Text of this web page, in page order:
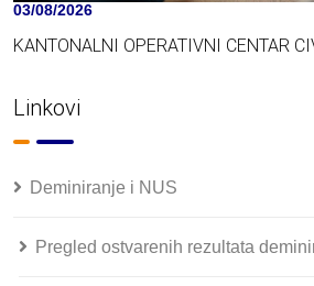
03/08/2026
KANTONALNI OPERATIVNI CENTAR
Linkovi
Deminiranje i NUS
Pregled ostvarenih rezultata